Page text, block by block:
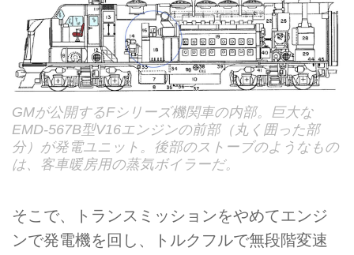
GMが公開するFシリーズ機関車の内部。巨大な
EMD-567B型V16エンジンの前部（丸く囲った部
分）が発電ユニット。後部のストーブのようなもの
は、客車暖房用の蒸気ボイラーだ。
そこで、トランスミッションをやめてエンジ
ンで発電機を回し、トルクフルで無段階変速